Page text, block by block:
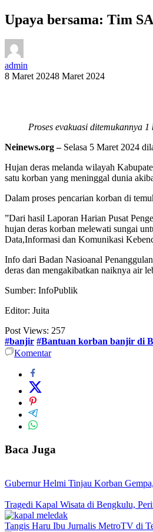
Upaya bersama: Tim
admin
8 Maret 20248 Maret 2024
Proses evakuasi ditemukannya
Neinews.org – Selasa 5 Maret 2024
Hujan deras melanda wilayah
satu korban yang meninggal dunia
Dalam proses pencarian korban di
”Dari hasil Laporan Harian Pusat
hujan deras korban melewati sungai
Data,Informasi dan Komunikasi
Info dari Badan Nasioanal
deras dan mengakibatkan naiknya air
Sumber: InfoPublik
Editor: Juita
Post Views: 257
#banjir #Bantuan korban banjir di
Komentar
Baca Juga
Gubernur Helmi Tinjau Korban
Tragedi Kapal Wisata di Bengkulu,
Tangis Haru Ibu Jurnalis MetroTV di